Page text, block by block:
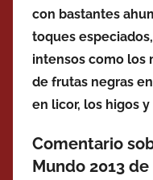
con bastantes
toques
intensos como los
de frutas negras
en licor, los higos
Comentario
Mundo 2013